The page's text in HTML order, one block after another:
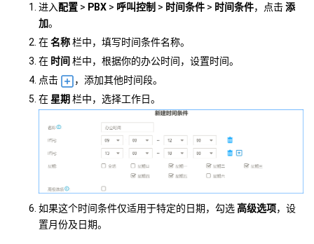
进入配置 > PBX > 呼叫控制 > 时间条件 > 时间条件，点击添
加。
在名称栏中，填写时间条件名称。
在 时间 栏中，根据你的办公时间，设置时间。
点击
，添加其他时间段。
在星期 栏中，选择工作日。
如果这个时间条件仅适用于特定的日期，勾选高级选项，设
置月份及日期。